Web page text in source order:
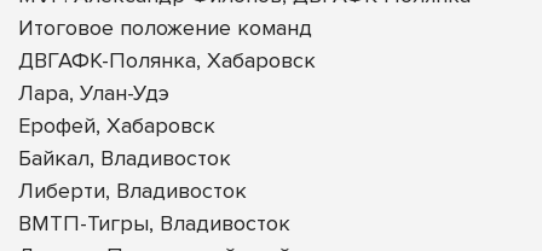
Итоговое положение команд
ДВГАФК-Полянка, Хабаровск
Лара, Улан-Удэ
Ерофей, Хабаровск
Байкал, Владивосток
Либерти, Владивосток
ВМТП-Тигры, Владивосток